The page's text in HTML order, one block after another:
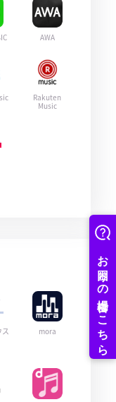
AWA
Rakuten
Music
ス
mora